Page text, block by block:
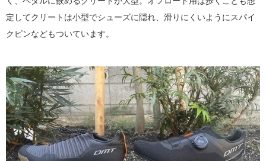
定してクリートは小型でシューズに隠れ、滑りにくいようにスパイ
クピンなどもついています。